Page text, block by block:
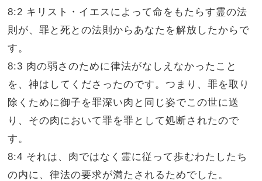
8:2 キリスト・イエスによって命をもたらす霊の法
則が、罪と死との法則からあなたを解放したからで
す。
8:3 肉の弱さのために律法がなしえなかったこと
を、神はしてくださったのです。つまり、罪を取り
除くために御子を罪深い肉と同じ姿でこの世に送
り、その肉において罪を罪として処断されたので
す。
8:4 それは、肉ではなく霊に従って歩むわたしたち
の内に、律法の要求が満たされるためでした。